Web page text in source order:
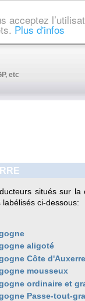
acceptez
Plus d'infos
etc
situés sur
labélisés ci-dessous:
aligoté
Côte d'Auxerre
mousseux
ordinaire et
Passe-tout-